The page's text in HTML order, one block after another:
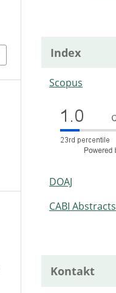
Index
Scopus
DOAJ
CABI Abstracts
Kontakt